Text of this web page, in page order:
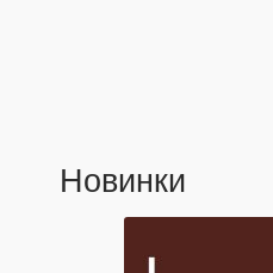
Иван Панкратов
Валерий Киселёв
Новинки